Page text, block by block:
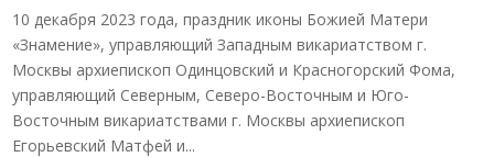
10 декабря 2023 года, праздник иконы Божией Матери
«Знамение», управляющий Западным викариатством г.
Москвы архиепископ Одинцовский и Красногорский Фома,
управляющий Северным, Северо-Восточным и Юго-
Восточным викариатствами г. Москвы архиепископ
Егорьевский Матфей и...